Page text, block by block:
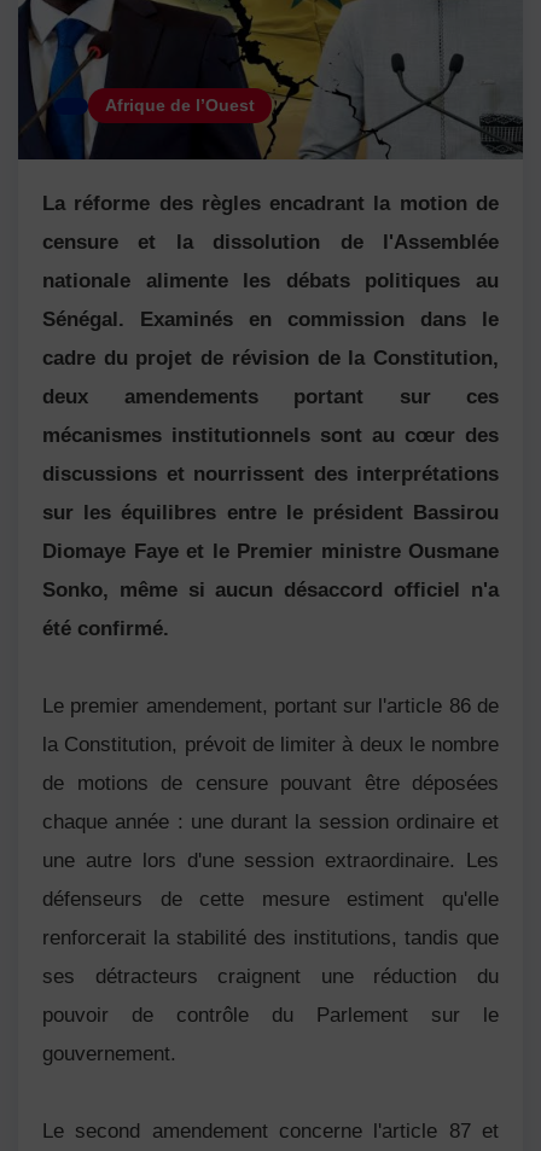
Afrique de l’Ouest
La réforme des règles encadrant la motion de
censure et la dissolution de l'Assemblée
nationale alimente les débats politiques au
Sénégal. Examinés en commission dans le
cadre du projet de révision de la Constitution,
deux amendements portant sur ces
mécanismes institutionnels sont au cœur des
discussions et nourrissent des interprétations
sur les équilibres entre le président Bassirou
Diomaye Faye et le Premier ministre Ousmane
Sonko, même si aucun désaccord officiel n'a
été confirmé.
Le premier amendement, portant sur l'article 86 de
la Constitution, prévoit de limiter à deux le nombre
de motions de censure pouvant être déposées
chaque année : une durant la session ordinaire et
une autre lors d'une session extraordinaire. Les
défenseurs de cette mesure estiment qu'elle
renforcerait la stabilité des institutions, tandis que
ses détracteurs craignent une réduction du
pouvoir de contrôle du Parlement sur le
gouvernement.
Le second amendement concerne l'article 87 et